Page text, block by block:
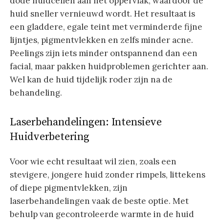
huid sneller vernieuwd wordt. Het resultaat is
een gladdere, egale teint met verminderde fijne
lijntjes, pigmentvlekken en zelfs minder acne.
Peelings zijn iets minder ontspannend dan een
facial, maar pakken huidproblemen gerichter aan.
Wel kan de huid tijdelijk roder zijn na de
behandeling.
Laserbehandelingen: Intensieve
Huidverbetering
Voor wie echt resultaat wil zien, zoals een
stevigere, jongere huid zonder rimpels, littekens
of diepe pigmentvlekken, zijn
laserbehandelingen vaak de beste optie. Met
behulp van gecontroleerde warmte in de huid